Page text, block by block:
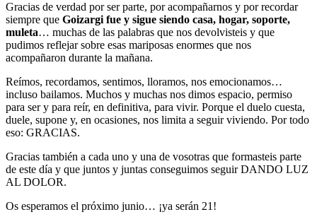
Gracias de verdad por ser parte, por acompañarnos y por recordar
siempre que Goizargi fue y sigue siendo casa, hogar, soporte,
muleta… muchas de las palabras que nos devolvisteis y que
pudimos reflejar sobre esas mariposas enormes que nos
acompañaron durante la mañana.
Reímos, recordamos, sentimos, lloramos, nos emocionamos…
incluso bailamos. Muchos y muchas nos dimos espacio, permiso
para ser y para reír, en definitiva, para vivir. Porque el duelo cuesta,
duele, supone y, en ocasiones, nos limita a seguir viviendo. Por todo
eso: GRACIAS.
Gracias también a cada uno y una de vosotras que formasteis parte
de este día y que juntos y juntas conseguimos seguir DANDO LUZ
AL DOLOR.
Os esperamos el próximo junio… ¡ya serán 21!